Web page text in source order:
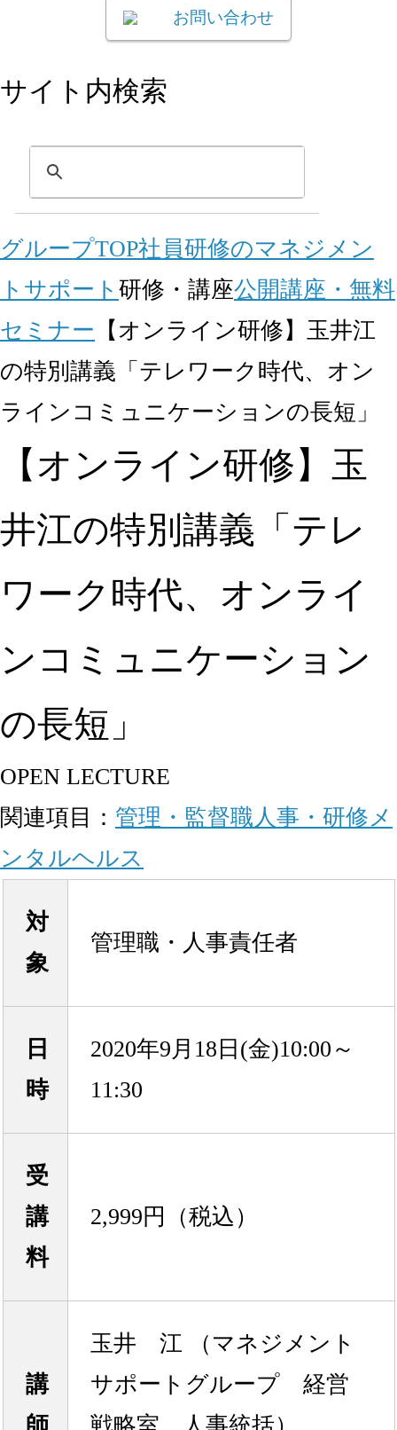
お問い合わせ
サイト内検索
グループTOP社員研修のマネジメン
トサポート 研修・講座公開講座・無料
セミナー 【オンライン研修】玉井江
の特別講義「テレワーク時代、オン
ラインコミュニケーションの長短」
【オンライン研修】玉
井江の特別講義「テレ
ワーク時代、オンライ
ンコミュニケーション
の長短」
OPEN LECTURE
関連項目： 管理・監督職人事・研修メ
ンタルヘルス
対
象
管理職・人事責任者
日
時
2020年9月18日(金)10:00～
11:30
受
講
料
2,999円（税込）
講
玉井 江 （マネジメント
サポートグループ 経営